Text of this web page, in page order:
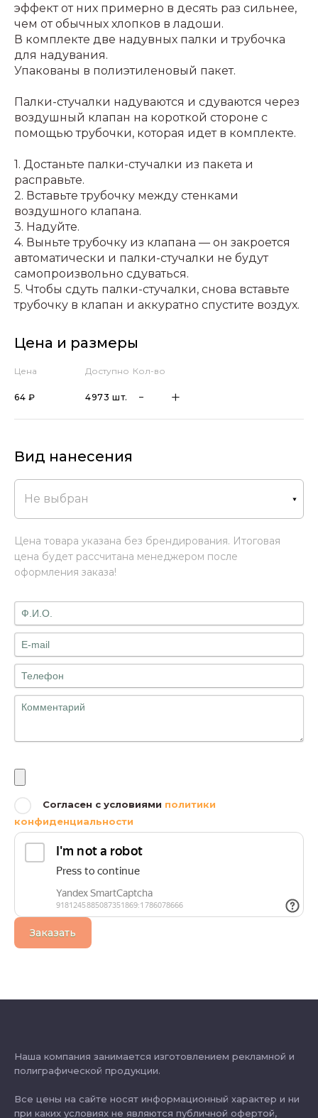
эффект от них примерно в десять раз сильнее,
чем от обычных хлопков в ладоши.
В комплекте две надувных палки и трубочка
для надувания.
Упакованы в полиэтиленовый пакет.
Палки-стучалки надуваются и сдуваются через
воздушный клапан на короткой стороне с
помощью трубочки, которая идет в комплекте.
1. Достаньте палки-стучалки из пакета и
расправьте.
2. Вставьте трубочку между стенками
воздушного клапана.
3. Надуйте.
4. Выньте трубочку из клапана — он закроется
автоматически и палки-стучалки не будут
самопроизвольно сдуваться.
5. Чтобы сдуть палки-стучалки, снова вставьте
трубочку в клапан и аккуратно спустите воздух.
Цена и размеры
Цена Доступно Кол-во
64 ₽ 4973 шт.
Вид нанесения
Не выбран
Цена товара указана без брендирования. Итоговая
цена будет рассчитана менеджером после
оформления заказа!
Согласен с условиями политики
конфиденциальности
Заказать
Наша компания занимается изготовлением рекламной и
полиграфической продукции.
Все цены на сайте носят информационный характер и ни
при каких условиях не являются публичной офертой,